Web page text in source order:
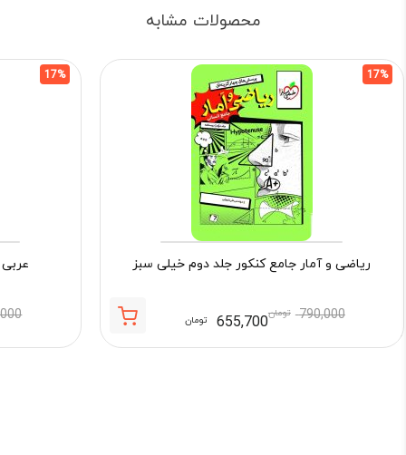
محصولات مشابه
17%
ریاضی و آمار جامع کنکور جلد دوم خیلی سبز
790,000 تومان655,700 تومان
17%